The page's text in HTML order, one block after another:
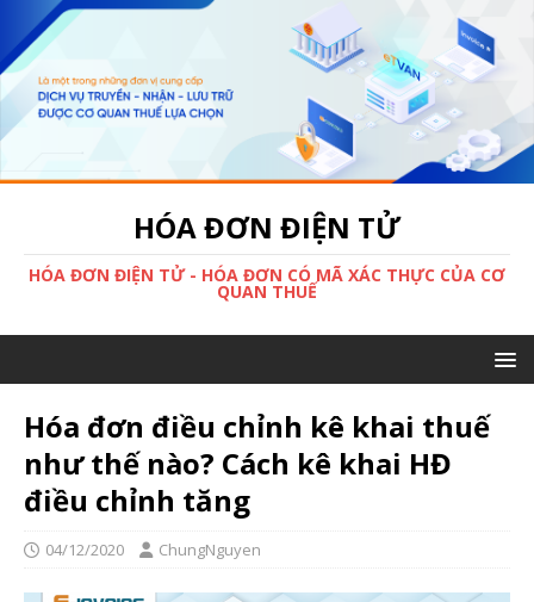
HÓA ĐƠN ĐIỆN TỬ
HÓA ĐƠN ĐIỆN TỬ - HÓA ĐƠN CÓ MÃ XÁC THỰC CỦA CƠ
QUAN THUẾ
Hóa đơn điều chỉnh kê khai thuế
như thế nào? Cách kê khai HĐ
điều chỉnh tăng
04/12/2020 ChungNguyen